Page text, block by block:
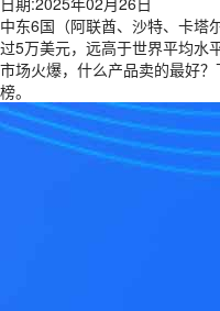
中东6国（阿联酋、沙特、卡塔
过5万美元，远高于世界平均水
市场火爆，什么产品卖的最好
榜。